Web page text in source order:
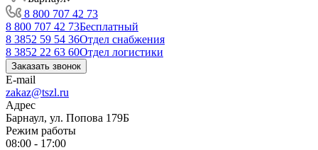
8 800 707 42 73
8 800 707 42 73Бесплатный
8 3852 59 54 36Отдел снабжения
8 3852 22 63 60Отдел логистики
Заказать звонок
E-mail
zakaz@tszl.ru
Адрес
Барнаул, ул. Попова 179Б
Режим работы
08:00 - 17:00